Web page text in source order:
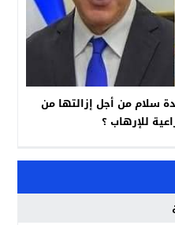
سلام من أجل إزالتها من
للإرهاب ؟